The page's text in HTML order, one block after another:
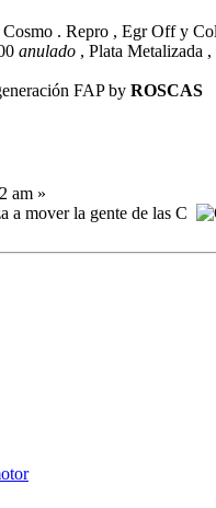
Cosmo . Repro , Egr Off y
anulado , Plata Metalizada
FAP by ROSCAS
am »
a mover la gente de las C